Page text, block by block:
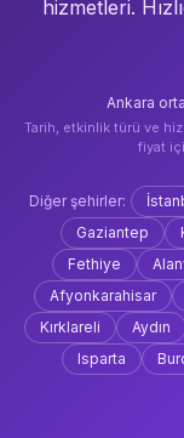
hizmetleri.
Ankara
Tarih, etkinlik türü ve
fiyat
Diğer şehirler:
Gaziantep
Fethiye
Afyonkarahisar
Kırklareli
Aydın
Isparta